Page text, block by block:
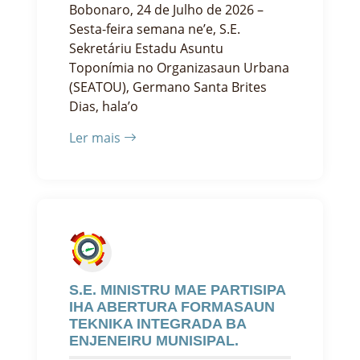
Bobonaro, 24 de Julho de 2026 –
Sesta-feira semana ne’e, S.E.
Sekretáriu Estadu Asuntu
Toponímia no Organizasaun Urbana
(SEATOU), Germano Santa Brites
Dias, hala’o
Ler mais
S.E. MINISTRU MAE PARTISIPA
IHA ABERTURA FORMASAUN
TEKNIKA INTEGRADA BA
ENJENEIRU MUNISIPAL.